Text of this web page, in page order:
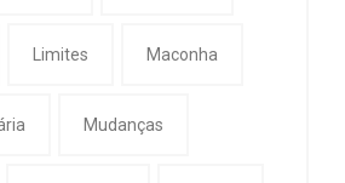
Limites Maconha
Mudanças